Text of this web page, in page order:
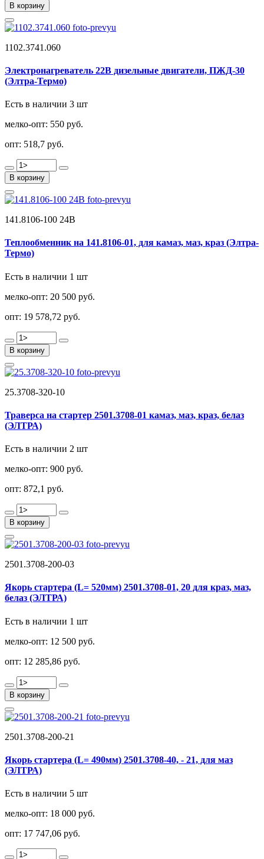
В корзину
1102.3741.060
Электронагреватель 22В дизельные двигатели, ПЖД-30
(Элтра-Термо)
Есть в наличии 3 шт
мелко-опт: 550 руб.
опт: 518,7 руб.
В корзину
141.8106-100 24В
Теплообменник на 141.8106-01, для камаз, маз, краз (Элтра-
Термо)
Есть в наличии 1 шт
мелко-опт: 20 500 руб.
опт: 19 578,72 руб.
В корзину
25.3708-320-10
Траверса на стартер 2501.3708-01 камаз, маз, краз, белаз
(ЭЛТРА)
Есть в наличии 2 шт
мелко-опт: 900 руб.
опт: 872,1 руб.
В корзину
2501.3708-200-03
Якорь стартера (L= 520мм) 2501.3708-01, 20 для краз, маз,
белаз (ЭЛТРА)
Есть в наличии 1 шт
мелко-опт: 12 500 руб.
опт: 12 285,86 руб.
В корзину
2501.3708-200-21
Якорь стартера (L= 490мм) 2501.3708-40, - 21, для маз
(ЭЛТРА)
Есть в наличии 5 шт
мелко-опт: 18 000 руб.
опт: 17 747,06 руб.